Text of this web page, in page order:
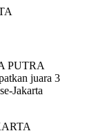
PUTRA
juara 3
Jakarta